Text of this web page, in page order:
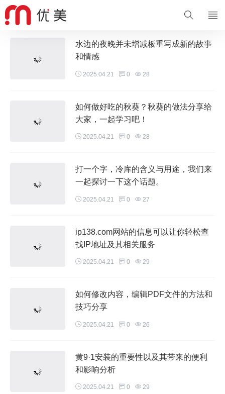
水边的夜晚并未增减板重写成新的故事
和情感
2025.04.21 0 28
如何做好吃的秋葵？秋葵的做法分享给
大家，一起学习吧！
2025.04.21 0 28
打一个字，冷库的含义与用途，我们来
一起探讨一下这个话题。
2025.04.21 0 27
ip138.com网站的信息可以让你轻松查
找IP地址及其相关服务
2025.04.21 0 29
如何修改内容，编辑PDF文件的方法和
技巧分享
2025.04.21 0 26
黄9·1安装的重要性以及其带来的便利
和影响分析
2025.04.21 0 29